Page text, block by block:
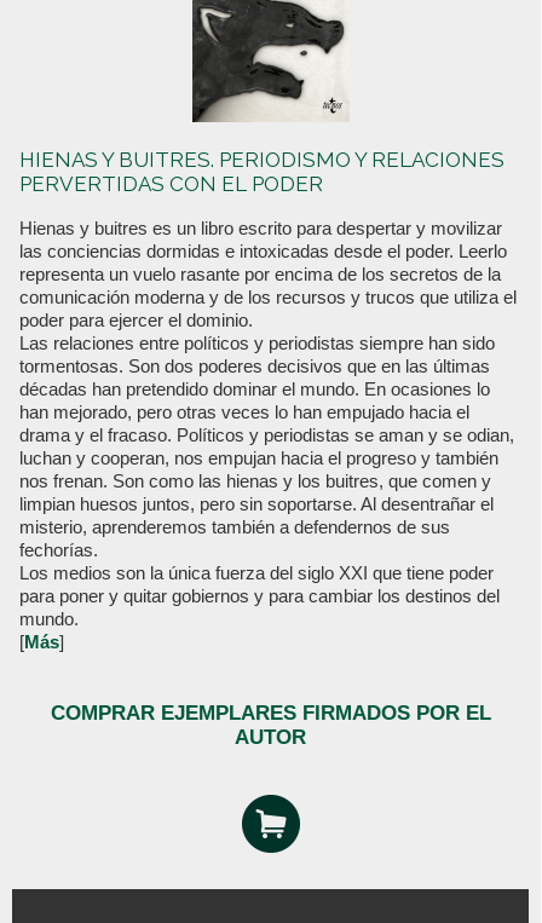
HIENAS Y BUITRES. PERIODISMO Y RELACIONES
PERVERTIDAS CON EL PODER
Hienas y buitres es un libro escrito para despertar y movilizar
las conciencias dormidas e intoxicadas desde el poder. Leerlo
representa un vuelo rasante por encima de los secretos de la
comunicación moderna y de los recursos y trucos que utiliza el
poder para ejercer el dominio.
Las relaciones entre políticos y periodistas siempre han sido
tormentosas. Son dos poderes decisivos que en las últimas
décadas han pretendido dominar el mundo. En ocasiones lo
han mejorado, pero otras veces lo han empujado hacia el
drama y el fracaso. Políticos y periodistas se aman y se odian,
luchan y cooperan, nos empujan hacia el progreso y también
nos frenan. Son como las hienas y los buitres, que comen y
limpian huesos juntos, pero sin soportarse. Al desentrañar el
misterio, aprenderemos también a defendernos de sus
fechorías.
Los medios son la única fuerza del siglo XXI que tiene poder
para poner y quitar gobiernos y para cambiar los destinos del
mundo.
[Más]
COMPRAR EJEMPLARES FIRMADOS POR EL
AUTOR